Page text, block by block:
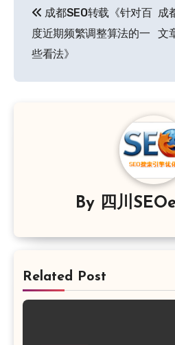
章
导
航
成都SEO转载《针对百
度近期频繁调整算法的一
些看法》
成
文
By 四川
Related Post